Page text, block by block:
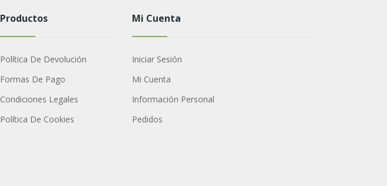
Productos
Política De Devolución
Formas De Pago
Condiciones Legales
Política De Cookies
Mi Cuenta
Iniciar Sesión
Mi Cuenta
Información Personal
Pedidos